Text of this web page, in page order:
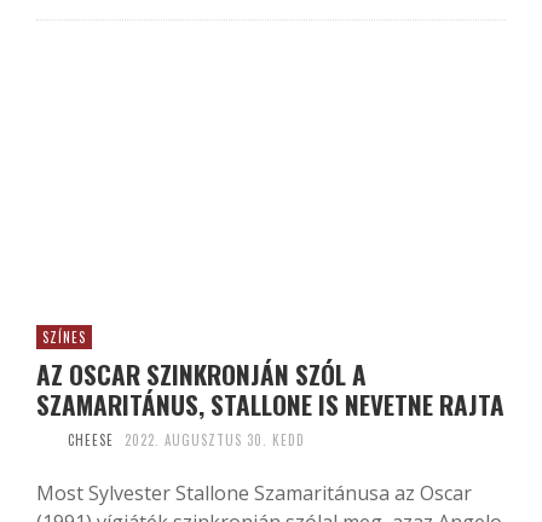
SZÍNES
AZ OSCAR SZINKRONJÁN SZÓL A
SZAMARITÁNUS, STALLONE IS NEVETNE RAJTA
CHEESE 2022. AUGUSZTUS 30. KEDD
Most Sylvester Stallone Szamaritánusa az Oscar